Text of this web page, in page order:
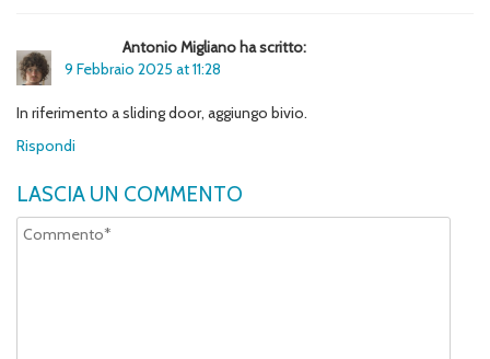
Antonio Migliano ha scritto:
9 Febbraio 2025 at 11:28
In riferimento a sliding door, aggiungo bivio.
Rispondi
LASCIA UN COMMENTO